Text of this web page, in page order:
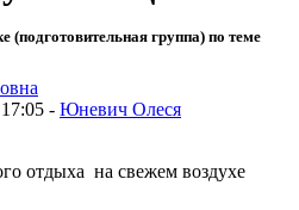
(подготовительная группа) по теме
- Юневич Олеся
отдыха на свежем воздухе